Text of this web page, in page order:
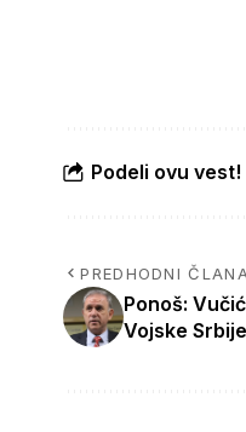
Podeli ovu vest!
PREDHODNI
Ponoš:
Vojske